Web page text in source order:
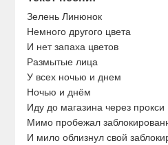
Зелень Линюнок
Немного другого цвета
И нет запаха цветов
Размытые лица
У всех ночью и днем
Ночью и днём
Иду до магазина через прокси
Мимо пробежал
И мило облизнул свой